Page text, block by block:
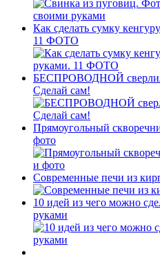
Как сделать сумку
11 ФОТО
БЕСПРОВОДНОЙ
Сделай сам!
Прямоугольный
фото
Современные печи из
10 идей из чего можно
руками